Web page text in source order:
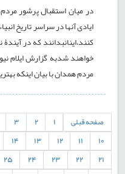
در میان استقبال پرشور
ایادی آنها در سراسر تاریخ
کنند،اینانبدانند که در
خواهند شدبه گزارش ایلام
مردم همدان با بیان اینکه
صفحه قبلی 1
2
3
10
11
12
13
14
21
22
23
24
25